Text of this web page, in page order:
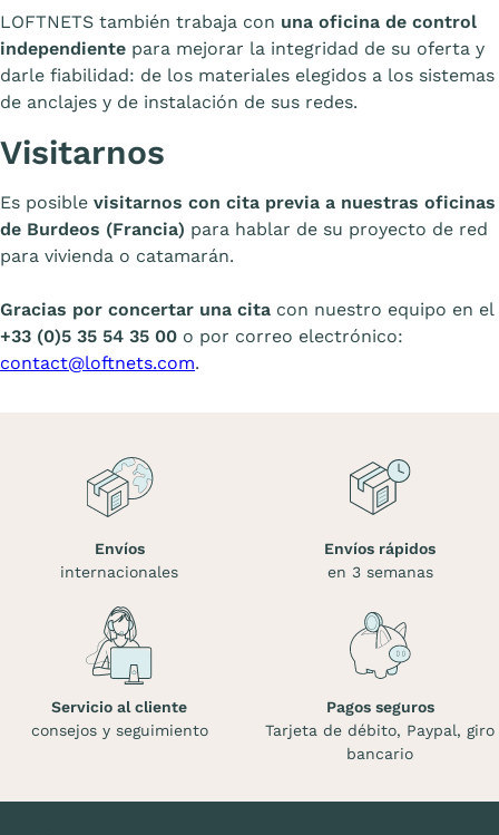
LOFTNETS también trabaja con una oficina de control
independiente para mejorar la integridad de su oferta y
darle fiabilidad: de los materiales elegidos a los sistemas
de anclajes y de instalación de sus redes.
Visitarnos
Es posible visitarnos con cita previa a nuestras oficinas
de Burdeos (Francia) para hablar de su proyecto de red
para vivienda o catamarán.
Gracias por concertar una cita con nuestro equipo en el
+33 (0)5 35 54 35 00 o por correo electrónico:
contact@loftnets.com.
Envíos
internacionales
Envíos rápidos
en 3 semanas
Servicio al cliente
consejos y seguimiento
Pagos seguros
Tarjeta de débito, Paypal, giro
bancario